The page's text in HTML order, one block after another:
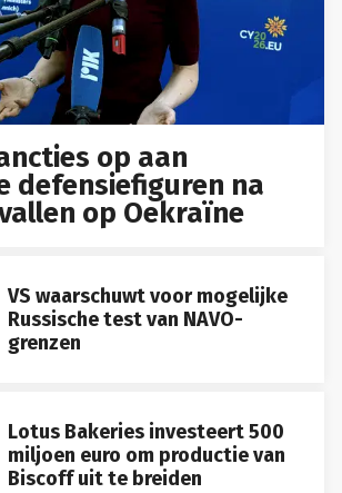
op aan
defensiefiguren na
op Oekraïne
VS waarschuwt voor mogelijke
Russische test van NAVO-
grenzen
Lotus Bakeries investeert 500
miljoen euro om productie van
Biscoff uit te breiden